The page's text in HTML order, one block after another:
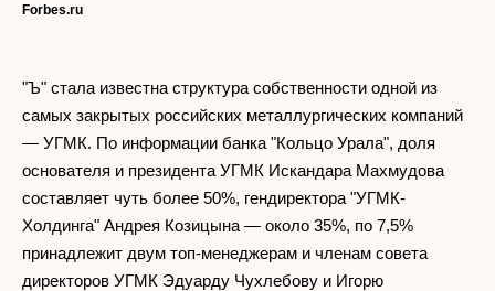
Forbes.ru
"Ъ" стала известна структура собственности одной из
самых закрытых российских металлургических компаний
— УГМК. По информации банка "Кольцо Урала", доля
основателя и президента УГМК Искандара Махмудова
составляет чуть более 50%, гендиректора "УГМК-
Холдинга" Андрея Козицына — около 35%, по 7,5%
принадлежит двум топ-менеджерам и членам совета
директоров УГМК Эдуарду Чухлебову и Игорю